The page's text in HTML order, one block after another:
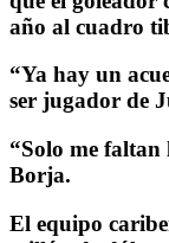
año al cuadro
“Ya hay un
ser jugador de
“Solo me faltan
Borja.
El equipo